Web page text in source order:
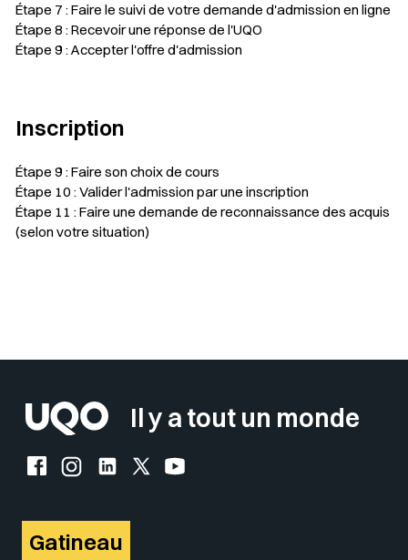
Étape 7 : Faire le suivi de votre demande d'admission en ligne
Étape 8 : Recevoir une réponse de l'UQO
Étape 9 : Accepter l'offre d'admission
Inscription
Étape 9 : Faire son choix de cours
Étape 10 : Valider l'admission par une inscription
Étape 11 : Faire une demande de reconnaissance des acquis
(selon votre situation)
Il y a tout un monde
Facebook de l'UQO
Instagram de l'UQO
LinkedIn de l'UQO
X (Twitter) de l'UQO
YouTube de l'UQO
Gatineau